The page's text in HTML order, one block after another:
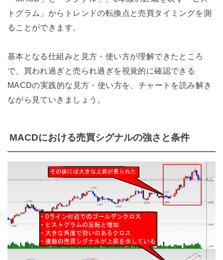
トグラム」からトレンドの転換点と売買タイミングを測
ることができます。
基本となる仕組みと見方・使い方が理解できたところ
で、買われ過ぎと売られ過ぎを視覚的に確認できる
MACDの実践的な見方・使い方を、チャートを読み解き
ながら見ていきましょう。
MACDにおける売買シグナルの強さと条件